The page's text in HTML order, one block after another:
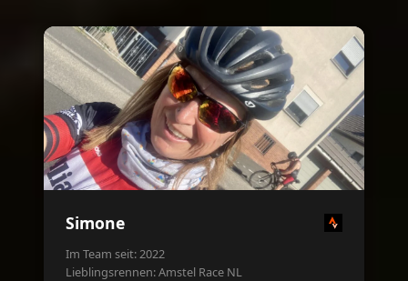
Simone
Im Team seit: 2022
Lieblingsrennen: Amstel Race NL